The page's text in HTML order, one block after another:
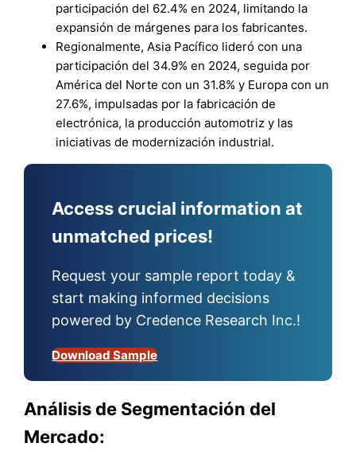
participación del 62.4% en 2024, limitando la
expansión de márgenes para los fabricantes.
Regionalmente, Asia Pacífico lideró con una
participación del 34.9% en 2024, seguida por
América del Norte con un 31.8% y Europa con un
27.6%, impulsadas por la fabricación de
electrónica, la producción automotriz y las
iniciativas de modernización industrial.
Access crucial information at
unmatched prices!
Request your sample report today &
start making informed decisions
powered by Credence Research Inc.!
Download Sample
Análisis de Segmentación del
Mercado: